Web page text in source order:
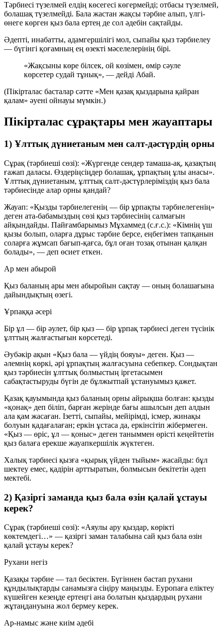
Тәрбиесі түзелмей елдің көсегесі көгермейді; отбасы түзелмей,
болашақ түзелмейді. Бала жастан жақсы тәрбие алып, үлгі-
өнеге көрген қыз бала ертең де сол әдебін сақтайды.
Әдепті, инабатты, адамгершілігі мол, сыпайы қыз тәрбиелеу
— бүгінгі қоғамның ең өзекті мәселелерінің бірі.
«Жақсыны көре білсек, ой көзімен, өмір сәуле
көрсетер судай тұнық», — дейді Абай.
(Пікірталас басталар сәтте «Мен қазақ қыздарына қайран
қалам» әуені ойнауы мүмкін.)
Пікірталас сұрақтары мен жауаптары
1) Ұлттық дүниетаным мен салт-дәстүрдің орны
Сұрақ (тәрбиеші сөзі): «Жүргенде сендер тамаша-ақ, қазақтың
ғажап даласы. Өздеріңсіңдер болашақ, ұрпақтың ұлы анасы».
Ұлттық дүниетаным, ұлттық салт-дәстүрлеріміздің қыз бала
тәрбиесінде алар орны қандай?
Жауап: «Қызды тәрбиелегенің — бір ұрпақты тәрбиелегенің»
деген ата-бабамыздың сөзі қыз тәрбиесінің салмағын
айқындайды. Пайғамбарымыз Мұхаммед (с.ғ.с.): «Кімнің үш
қызы болып, оларға дұрыс тәрбие берсе, еңбегімен тапқанын
соларға жұмсап бағып-қағса, бұл оған тозақ отынан қалқан
болады», — деп өсиет еткен.
Ар мен абырой
Қыз баланың ары мен абыройын сақтау — оның болашағына
дайындықтың өзегі.
Ұрпаққа әсері
Бір ұл — бір әулет, бір қыз — бір ұрпақ тәрбиесі деген түсінік
ұлттың жалғастығын көрсетеді.
Әубәкір ақын «Қыз бала — үйдің бояуы» деген. Қыз —
әлемнің көркі, әрі ұрпақтың жалғасуына себепкер. Сондықтан
қыз тәрбиесін ұлттық болмыстың іргетасымен
сабақтастыруды бүгін де бұлжытпай ұстануымыз қажет.
Қазақ қауымында қыз баланың орны айрықша болған: қызды
«қонақ» деп біліп, барған жерінде бағы ашылсын деп алдын
ала қам жасаған. Ізетті, сыпайы, мейірімді, ісмер, жинақы
болуын қадағалаған; еркін ұстаса да, еркінсітіп жібермеген.
«Қыз — өріс, ұл — қоныс» деген таныммен өрісті кеңейтетін
қыз балаға ерекше жауапкершілік жүктеген.
Халық тәрбиесі қызға «қырық үйден тыйым» жасайды: бұл
шектеу емес, қадірін арттыратын, болмысын бекітетін әдеп
мектебі.
2) Қазіргі заманда қыз бала өзін қалай ұстауы
керек?
Сұрақ (тәрбиеші сөзі): «Аяулы ару қыздар, көрікті
көктемдегі…» — қазіргі заман талабына сай қыз бала өзін
қалай ұстауы керек?
Рухани негіз
Қазақы тәрбие — тал бесіктен. Бүгіннен бастап рухани
құндылықтарды санамызға сіңіру маңызды. Еуропаға еліктеу
күшейген кезеңде ертеңгі ана болатын қыздардың рухани
жұтаңдануына жол бермеу керек.
Ар-намыс және киім әдебі